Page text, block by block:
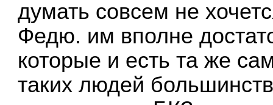
думать совсем не
Федю. им вполне
которые и есть та же
таких людей